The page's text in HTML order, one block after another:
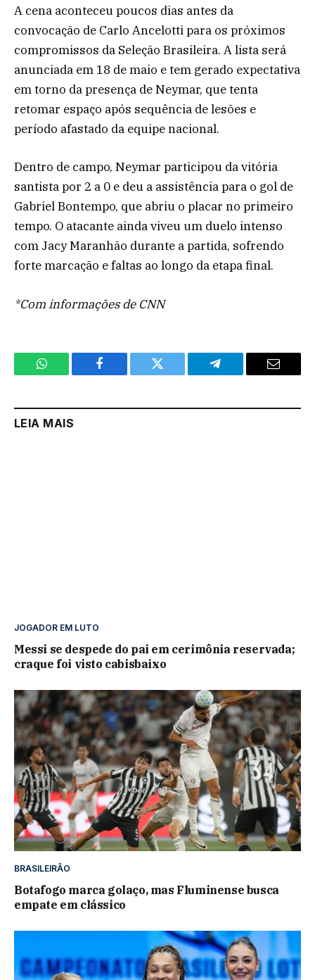
A cena aconteceu poucos dias antes da
convocação de Carlo Ancelotti para os próximos
compromissos da Seleção Brasileira. A lista será
anunciada em 18 de maio e tem gerado expectativa
em torno da presença de Neymar, que tenta
retomar espaço após sequência de lesões e
período afastado da equipe nacional.
Dentro de campo, Neymar participou da vitória
santista por 2 a 0 e deu a assistência para o gol de
Gabriel Bontempo, que abriu o placar no primeiro
tempo. O atacante ainda viveu um duelo intenso
com Jacy Maranhão durante a partida, sofrendo
forte marcação e faltas ao longo da etapa final.
*Com informações de CNN
WhatsApp Facebook Twitter Telegram Email
LEIA MAIS
JOGADOR EM LUTO
Messi se despede do pai em cerimônia reservada;
craque foi visto cabisbaixo
BRASILEIRÃO
Botafogo marca golaço, mas Fluminense busca
empate em clássico